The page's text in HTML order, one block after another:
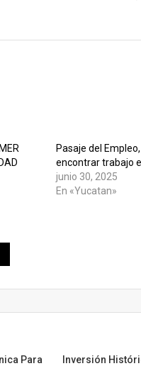
Pasaje del
encontrar trabajo
junio 30, 2025
En «Yucatan»
Para
Inversión